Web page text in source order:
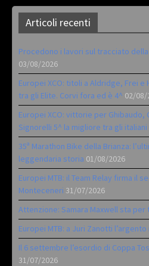
Articoli recenti
Procedono i lavori sul tracciato
03/08/2026
Europei XCO: titoli a Aldridge, Frei
tra gli Elite. Corvi fora ed è 4^ 02/08/
Europei XCO: vittorie per Ghibaudo,
Signorelli 5^ la migliore tra gli italiani
35ª Marathon Bike della Brianza:
leggendaria storia 01/08/2026
Europei MTB: il Team Relay firma il
Monteceneri 31/07/2026
Attenzione: Samara Maxwell sta per
Europei MTB: a Juri Zanotti l’argento
Il 6 settembre l’esordio di Coppa
31/07/2026